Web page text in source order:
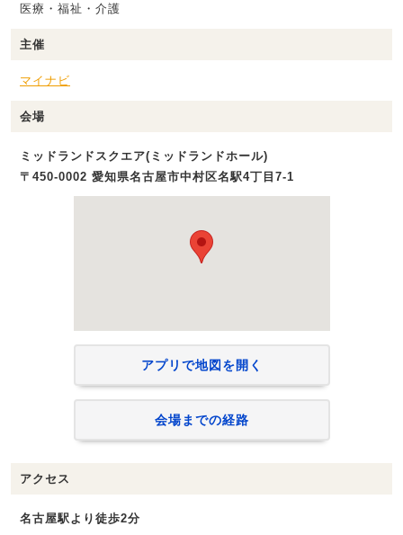
医療・福祉・介護
主催
マイナビ
会場
ミッドランドスクエア(ミッドランドホール)
〒450-0002 愛知県名古屋市中村区名駅4丁目7-1
アプリで地図を開く
会場までの経路
アクセス
名古屋駅より徒歩2分